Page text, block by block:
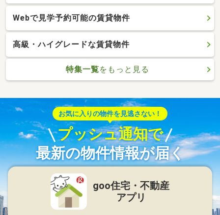
Webで見学予約可能の賃貸物件
高級・ハイグレードな賃貸物件
特集一覧をもっと見る
お気に入りの物件を見逃さない！
プッシュ通知で
最新の物件情報が届く
goo住宅・不動産
アプリ